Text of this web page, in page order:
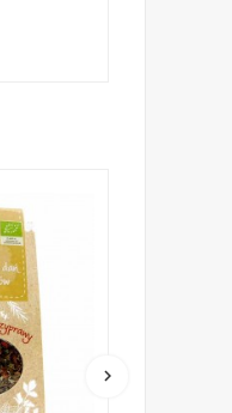
keyboard_arrow_right